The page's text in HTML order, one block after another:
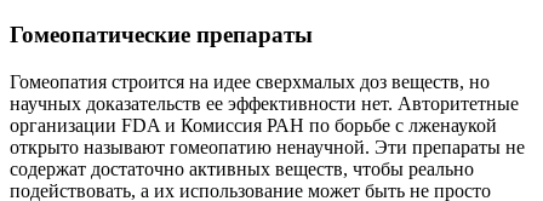
Гомеопатические препараты
Гомеопатия строится на идее сверхмалых доз веществ, но
научных доказательств ее эффективности нет. Авторитетные
организации FDA и Комиссия РАН по борьбе с лженаукой
открыто называют гомеопатию ненаучной. Эти препараты не
содержат достаточно активных веществ, чтобы реально
подействовать, а их использование может быть не просто